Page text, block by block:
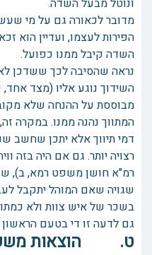
ונוטל מבעל השדה.
מדובר לכאורה גם על מי
הפירות לעצמו, ועדיין הוא
השדה קיבל ממנו כפועל.
נראה שהסיבה לכך ששדכן
השידוך נוגע אליו (מצד
מבוססת על ההנחה שלא
המתווך נהנה ממנו. במקרה
דמי תיווך אלא יתכן שחשב
רצויה יותר. גם אם היה בזה
רמ"א חושן משפט רמא, ב),
שגויה שאם המוהל יתקבל
בשכר של איש צוות ולא
גם לדעה זו די בטעם
ט. הוצאות